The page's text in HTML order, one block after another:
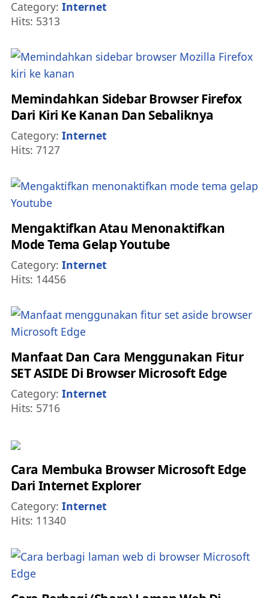
Details
Category: Internet
Hits: 5313
Memindahkan Sidebar Browser Firefox
Dari Kiri Ke Kanan Dan Sebaliknya
Details
Category: Internet
Hits: 7127
Mengaktifkan Atau Menonaktifkan
Mode Tema Gelap Youtube
Details
Category: Internet
Hits: 14456
Manfaat Dan Cara Menggunakan Fitur
SET ASIDE Di Browser Microsoft Edge
Details
Category: Internet
Hits: 5716
Cara Membuka Browser Microsoft Edge
Dari Internet Explorer
Details
Category: Internet
Hits: 11340